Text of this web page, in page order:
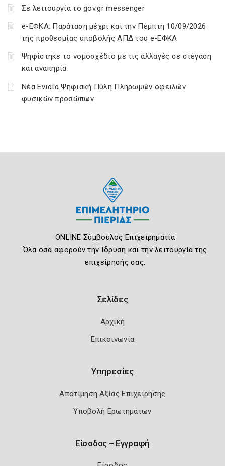
Σε λειτουργία το gov.gr messenger
e-ΕΦΚΑ: Παράταση μέχρι και την Πέμπτη 10/09/2026
της προθεσμίας υποβολής ΑΠΔ του e-ΕΦΚΑ
Ψηφίστηκε το νομοσχέδιο με τις αλλαγές σε στέγαση
και αναπηρία
Νέα Ενιαία Ψηφιακή Πύλη Πληρωμών οφειλών
φυσικών προσώπων
ONLINE Σύμβουλος Επιχειρηματία
Όλα όσα αφορούν την ίδρυση και την λειτουργία της
επιχείρησής σας.
Σελίδες
Αρχική
Επικοινωνία
Υπηρεσίες
Αποτίμηση Αξίας Επιχείρησης
Υποβολή Ερωτημάτων
Είσοδος – Εγγραφή